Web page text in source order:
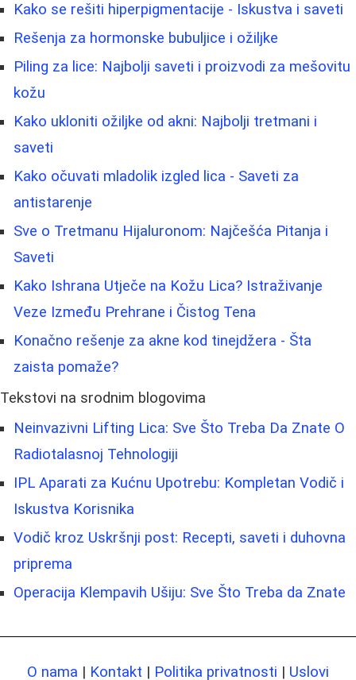
Kako se rešiti hiperpigmentacije - Iskustva i saveti
Rešenja za hormonske bubuljice i ožiljke
Piling za lice: Najbolji saveti i proizvodi za mešovitu
kožu
Kako ukloniti ožiljke od akni: Najbolji tretmani i
saveti
Kako očuvati mladolik izgled lica - Saveti za
antistarenje
Sve o Tretmanu Hijaluronom: Najčešća Pitanja i
Saveti
Kako Ishrana Utječe na Kožu Lica? Istraživanje
Veze Između Prehrane i Čistog Tena
Konačno rešenje za akne kod tinejdžera - Šta
zaista pomaže?
Tekstovi na srodnim blogovima
Neinvazivni Lifting Lica: Sve Što Treba Da Znate O
Radiotalasnoj Tehnologiji
IPL Aparati za Kućnu Upotrebu: Kompletan Vodič i
Iskustva Korisnika
Vodič kroz Uskršnji post: Recepti, saveti i duhovna
priprema
Operacija Klempavih Ušiju: Sve Što Treba da Znate
O nama | Kontakt | Politika privatnosti | Uslovi